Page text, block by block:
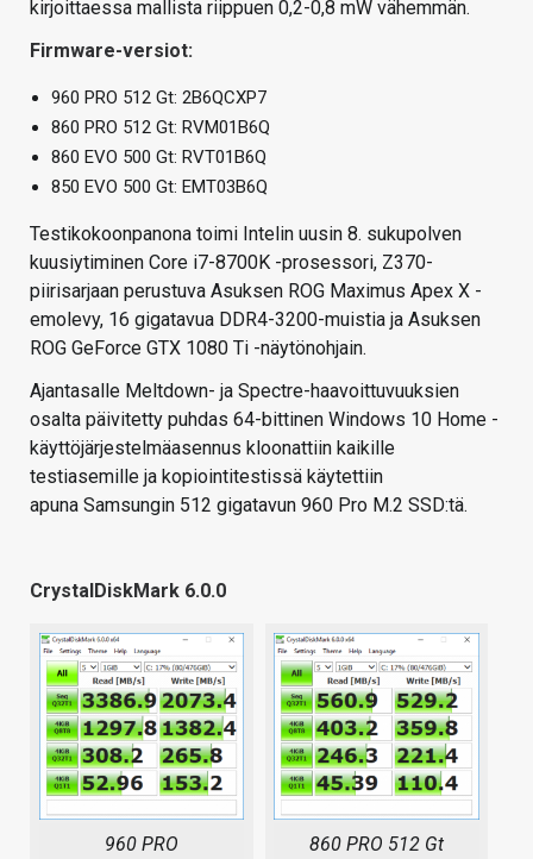
kirjoittaessa mallista riippuen 0,2-0,8 mW vähemmän.
Firmware-versiot:
960 PRO 512 Gt: 2B6QCXP7
860 PRO 512 Gt: RVM01B6Q
860 EVO 500 Gt: RVT01B6Q
850 EVO 500 Gt: EMT03B6Q
Testikokoonpanona toimi Intelin uusin 8. sukupolven
kuusiytiminen Core i7-8700K -prosessori, Z370-
piirisarjaan perustuva Asuksen ROG Maximus Apex X -
emolevy, 16 gigatavua DDR4-3200-muistia ja Asuksen
ROG GeForce GTX 1080 Ti -näytönohjain.
Ajantasalle Meltdown- ja Spectre-haavoittuvuuksien
osalta päivitetty puhdas 64-bittinen Windows 10 Home -
käyttöjärjestelmäasennus kloonattiin kaikille
testiasemille ja kopiointitestissä käytettiin
apuna Samsungin 512 gigatavun 960 Pro M.2 SSD:tä.
CrystalDiskMark 6.0.0
960 PRO 860 PRO 512 Gt